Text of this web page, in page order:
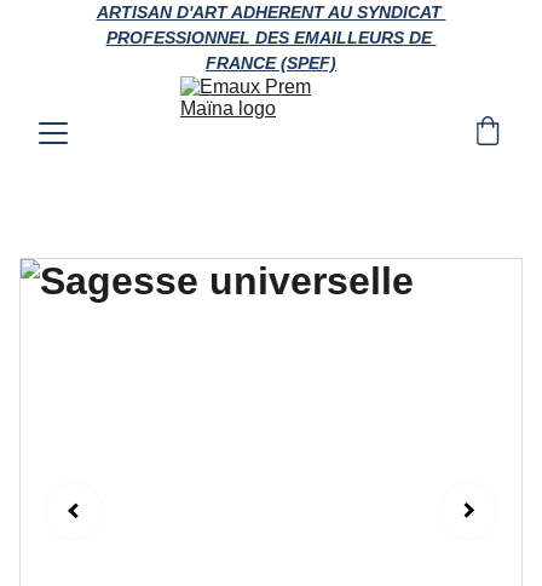
ARTISAN D'ART ADHERENT AU SYNDICAT
PROFESSIONNEL DES EMAILLEURS DE
FRANCE (SPEF)